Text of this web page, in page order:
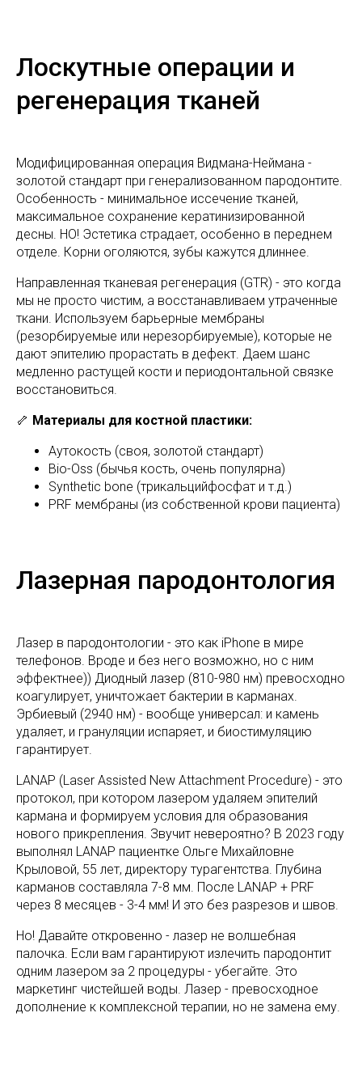
Лоскутные операции и
регенерация тканей
Модифицированная операция Видмана-Неймана -
золотой стандарт при генерализованном пародонтите.
Особенность - минимальное иссечение тканей,
максимальное сохранение кератинизированной
десны. НО! Эстетика страдает, особенно в переднем
отделе. Корни оголяются, зубы кажутся длиннее.
Направленная тканевая регенерация (GTR) - это когда
мы не просто чистим, а восстанавливаем утраченные
ткани. Используем барьерные мембраны
(резорбируемые или нерезорбируемые), которые не
дают эпителию прорастать в дефект. Даем шанс
медленно растущей кости и периодонтальной связке
восстановиться.
🦴 Материалы для костной пластики:
Аутокость (своя, золотой стандарт)
Bio-Oss (бычья кость, очень популярна)
Synthetic bone (трикальцийфосфат и т.д.)
PRF мембраны (из собственной крови пациента)
Лазерная пародонтология
Лазер в пародонтологии - это как iPhone в мире
телефонов. Вроде и без него возможно, но с ним
эффектнее)) Диодный лазер (810-980 нм) превосходно
коагулирует, уничтожает бактерии в карманах.
Эрбиевый (2940 нм) - вообще универсал: и камень
удаляет, и грануляции испаряет, и биостимуляцию
гарантирует.
LANAP (Laser Assisted New Attachment Procedure) - это
протокол, при котором лазером удаляем эпителий
кармана и формируем условия для образования
нового прикрепления. Звучит невероятно? В 2023 году
выполнял LANAP пациентке Ольге Михайловне
Крыловой, 55 лет, директору турагентства. Глубина
карманов составляла 7-8 мм. После LANAP + PRF
через 8 месяцев - 3-4 мм! И это без разрезов и швов.
Но! Давайте откровенно - лазер не волшебная
палочка. Если вам гарантируют излечить пародонтит
одним лазером за 2 процедуры - убегайте. Это
маркетинг чистейшей воды. Лазер - превосходное
дополнение к комплексной терапии, но не замена ему.